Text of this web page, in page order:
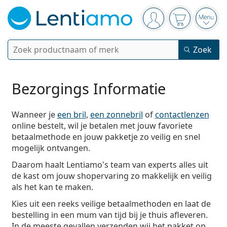
Navigatie
Je bent ingelogd
Jouw
Zoek
Zoek
Bestaande klant?
Contactlenzen
Soort lens
Daglenzen
Weeklenzen
Tweeweeklenzen
3-maandelijkse lenzen
Type lens
Sferische en asferische
Torische voor astigmatisme
Multifocale voor presbyopie
Silicone hydrogel lenzen
Merk
Acuvue
Biofinity
Dailies
Accessoires
Lenzenvloeistoffen
Oogdruppels
Inspiratie & tips
Hoe bestel je lenzen online?
Alle Lenzen
Lenzenvloeistoffen
Op type
Multifunctioneel
Peroxide
Geen conservering
Op inhoud
50 - 120 ml
225 - 500 ml
Voordeel
Duopacks
Brillen
Op type
Vrouwen Mannen Kinderen
Speciale aanbiedingen
Limited edition
Brillen
Merk
Zonnebrillen
Op type
Vrouwen Mannen Kinderen
Speciale aanbiedingen
Computerbrillen
Bezorgings Informatie
Wanneer jeeen bril, een zonnebril ofcontactlenzen
online bestelt, wil je betalen met jouw favoriete
betaalmethode en jouw pakketje zo veilig en snel
mogelijk ontvangen.
Daarom haalt Lentiamo's team van experts alles uit
de kast om jouw shopervaring zo makkelijk en veilig
als het kan te maken.
Kies uit een reeks veilige betaalmethoden en laat de
bestelling in een mum van tijd bij je thuis afleveren.